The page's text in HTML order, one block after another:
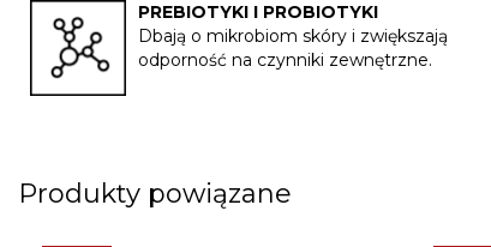
PREBIOTYKI I PROBIOTYKI
Dbają o mikrobiom skóry i zwiększają
odporność na czynniki zewnętrzne.
Produkty powiązane